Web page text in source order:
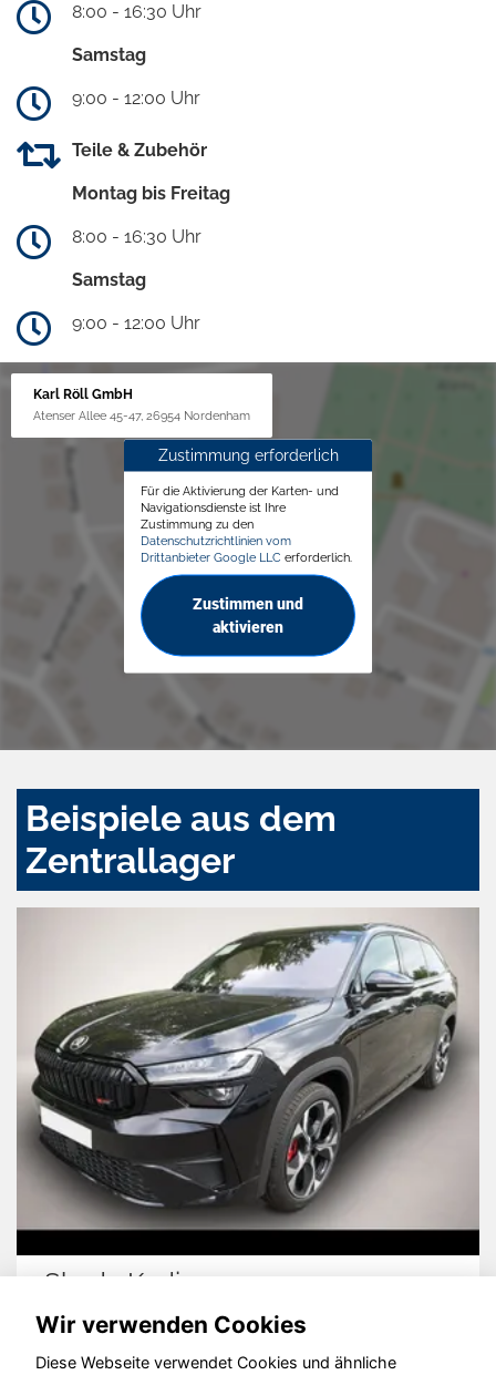
8:00 - 16:30 Uhr
Samstag
9:00 - 12:00 Uhr
Teile & Zubehör
Montag bis Freitag
8:00 - 16:30 Uhr
Samstag
9:00 - 12:00 Uhr
Karl Röll GmbH
Atenser Allee 45-47, 26954 Nordenham
Zustimmung erforderlich
Für die Aktivierung der Karten- und
Navigationsdienste ist Ihre
Zustimmung zu den
Datenschutzrichtlinien vom
Drittanbieter Google LLC erforderlich.
Zustimmen und
aktivieren
Beispiele aus dem
Zentrallager
Ford Tourneo Courier
Wir verwenden Cookies
Diese Webseite verwendet Cookies und ähnliche